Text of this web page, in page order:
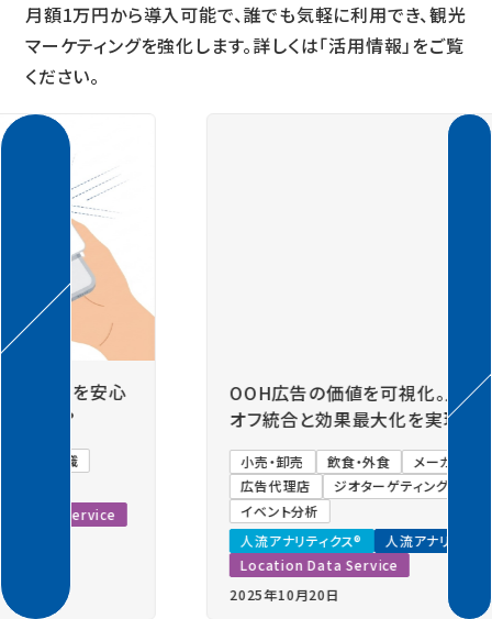
月額1万円から導入可能で、誰でも気軽に利用でき、観光
マーケティングを強化します。詳しくは「活用情報」をご覧
ください。
OOH広告の価値を可視化。人流データ活用でオン
オフ統合と効果最大化を実現
小売・卸売 メーカー
観光・自治体
ジオターゲティング広告
屋外広告
イベント分析
人流アナリティクス®ツーリズム
2025年10月20日